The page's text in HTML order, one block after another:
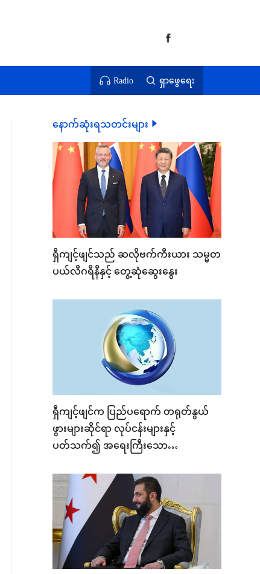
Radio ရှာဖွေရေး
နောက်ဆုံးရသတင်းများ
ရှီကျင့်ဖျင်သည် ဆလိုဗက်ကီးယား သမ္မတ
ပယ်လီဂရီနီနှင့် တွေ့ဆုံဆွေးနွေး
ရှီကျင့်ဖျင်က ပြည်ပရောက် တရုတ်နွယ်
ဖွားများဆိုင်ရာ လုပ်ငန်းများနှင့်
ပတ်သက်၍ အရေးကြီးသော